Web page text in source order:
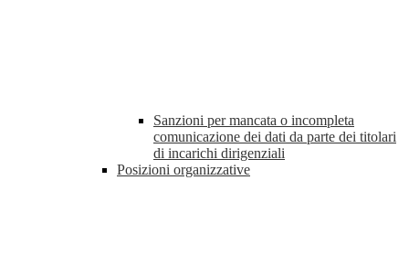
Sanzioni per mancata o incompleta
comunicazione dei dati da parte dei titolari
di incarichi dirigenziali
Posizioni organizzative